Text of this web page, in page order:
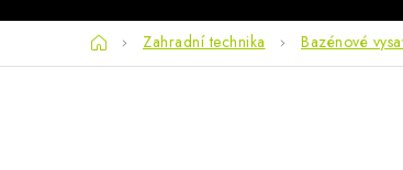
DomůZahradní technika Bazénové